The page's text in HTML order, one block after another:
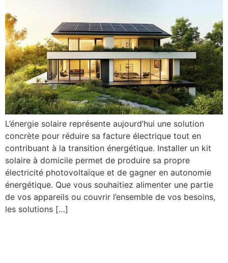
L’énergie solaire représente aujourd’hui une solution
concrète pour réduire sa facture électrique tout en
contribuant à la transition énergétique. Installer un kit
solaire à domicile permet de produire sa propre
électricité photovoltaïque et de gagner en autonomie
énergétique. Que vous souhaitiez alimenter une partie
de vos appareils ou couvrir l’ensemble de vos besoins,
les solutions […]